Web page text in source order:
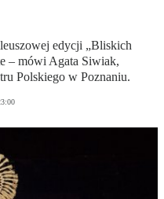
edycji „Bliskich
– mówi Agata Siwiak,
Polskiego w Poznaniu.